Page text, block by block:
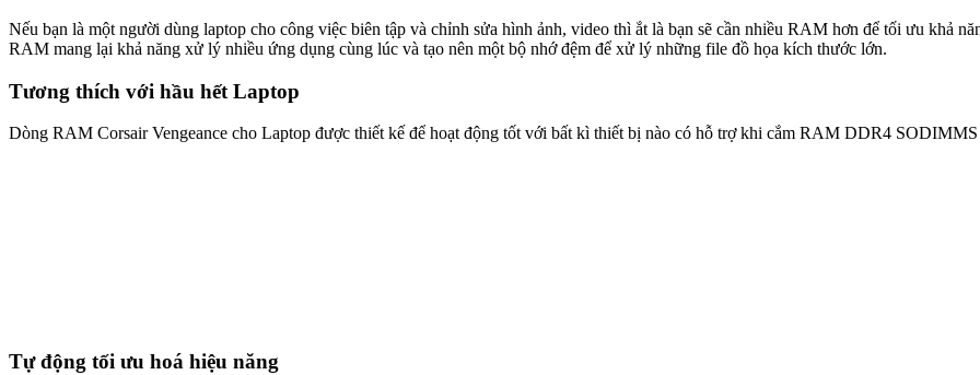
Nếu bạn là một người dùng laptop cho công việc biên tập và chỉnh sửa hình ảnh, video thì ắt là bạn sẽ cần nhiều RAM hơn để tối ưu khả
RAM mang lại khả năng xử lý nhiều ứng dụng cùng lúc và tạo nên một bộ nhớ đệm để xử lý những file đồ họa kích thước lớn.
Tương thích với hầu hết Laptop
Dòng RAM Corsair Vengeance cho Laptop được thiết kế để hoạt động tốt với bất kì thiết bị nào có hỗ trợ khi cắm RAM DDR4 SODIMMS
Tự động tối ưu hoá hiệu năng